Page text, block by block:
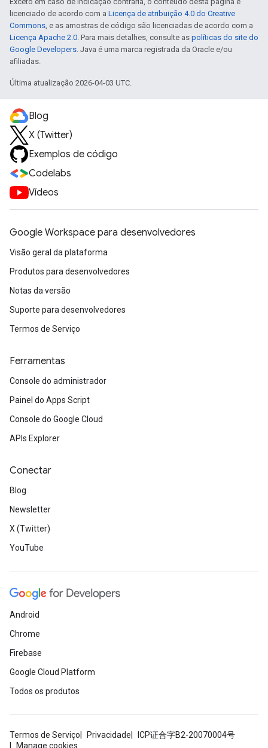
licenciado de acordo com a Licença de atribuição 4.0 do Creative
Commons, e as amostras de código são licenciadas de acordo com a
Licença Apache 2.0. Para mais detalhes, consulte as políticas do site do
Google Developers. Java é uma marca registrada da Oracle e/ou
afiliadas.
Última atualização 2026-04-03 UTC.
Blog
X (Twitter)
Exemplos de código
Codelabs
Vídeos
Google Workspace para desenvolvedores
Visão geral da plataforma
Produtos para desenvolvedores
Notas da versão
Suporte para desenvolvedores
Termos de Serviço
Ferramentas
Console do administrador
Painel do Apps Script
Console do Google Cloud
APIs Explorer
Conectar
Blog
Newsletter
X (Twitter)
YouTube
Android
Chrome
Firebase
Google Cloud Platform
Todos os produtos
Termos de Serviço Privacidade
ICP证合字B2-20070004号
Manage cookies